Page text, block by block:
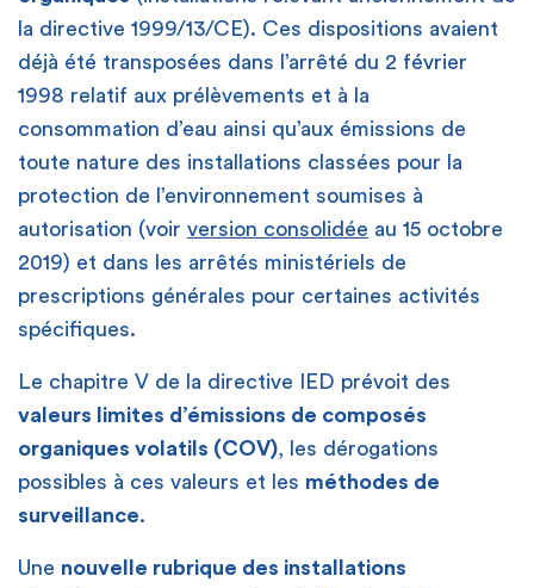
la directive 1999/13/CE). Ces dispositions avaient
déjà été transposées dans l’arrêté du 2 février
1998 relatif aux prélèvements et à la
consommation d’eau ainsi qu’aux émissions de
toute nature des installations classées pour la
protection de l’environnement soumises à
autorisation (voir version consolidée au 15 octobre
2019) et dans les arrêtés ministériels de
prescriptions générales pour certaines activités
spécifiques.
Le chapitre V de la directive IED prévoit des
valeurs limites d’émissions de composés
organiques volatils (COV) , les dérogations
possibles à ces valeurs et les méthodes de
surveillance.
Une nouvelle rubrique des installations